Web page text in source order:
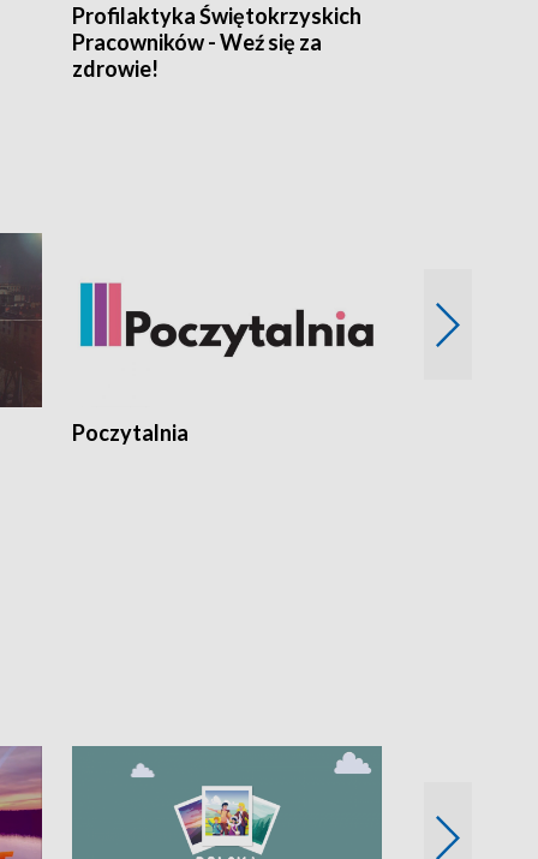
Profilaktyka Świętokrzyskich
Pracowników - Weź się za
zdrowie!
Poczytalnia